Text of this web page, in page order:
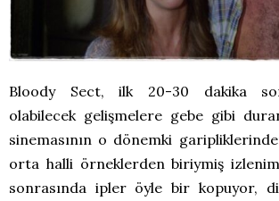
Bloody Sect, ilk 20-30 dakika
olabilecek gelişmelere gebe gibi
sinemasının o dönemki
orta halli örneklerden biriymiş
sonrasında ipler öyle bir kopuyor,